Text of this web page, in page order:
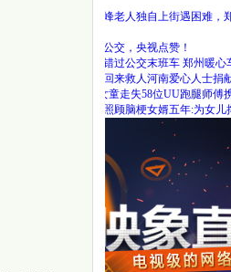
暖！早高峰老人独自上街遇困难，
事发郑州公交，央视点赞！
外地乘客错过公交末班车 郑州暖心
跨越千里回来救人河南爱心人士捐
郑州3岁女童走失58位UU跑腿师傅
七旬老人照顾脑梗女婿五年:为女儿